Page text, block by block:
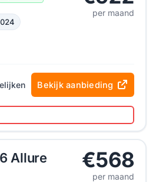
per maand
Bekijk aanbieding
Allure €568
per maand